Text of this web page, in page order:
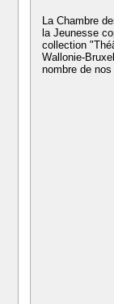
La Chambre
la Jeunesse
collection
Wallonie-
nombre de